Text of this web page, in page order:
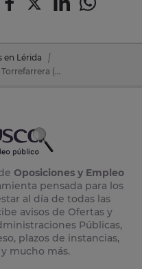
en Lérida
Oposiciones de Personal de Oficios en Torrefarrera (Lérida)
Oposiciones y Empleo
pensada para los
al día de todas las
avisos de Ofertas y
Públicas,
plazos de instancias,
mucho más.